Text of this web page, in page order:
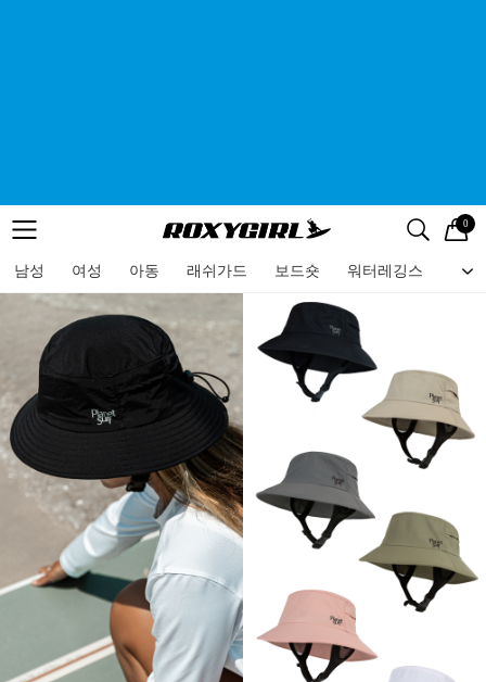
메뉴 검색
로고 0
남성 여성 아동 래쉬가드 보드숏 워터레깅스 비
메뉴